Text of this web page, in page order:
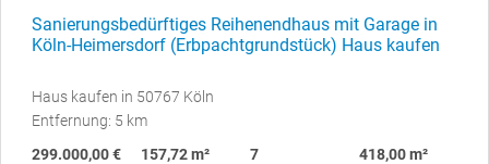
Sanierungsbedürftiges Reihenendhaus mit Garage in
Köln-Heimersdorf (Erbpachtgrundstück) Haus kaufen
Haus kaufen in 50767 Köln
Entfernung: 5 km
299.000,00 €
157,72 m²
7
418,00 m²